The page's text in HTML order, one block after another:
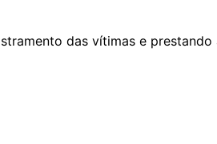
das vítimas e